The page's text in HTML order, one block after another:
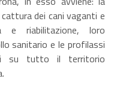
dei cani vaganti e
riabilitazione, loro
sanitario e le profilassi
su tutto il territorio